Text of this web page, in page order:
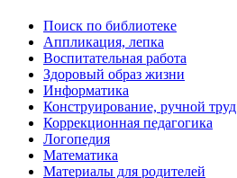
Поиск по библиотеке
Аппликация, лепка
Воспитательная работа
Здоровый образ жизни
Информатика
Конструирование, ручной труд
Коррекционная педагогика
Логопедия
Математика
Материалы для родителей